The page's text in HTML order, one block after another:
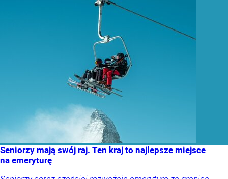
Seniorzy mają swój raj. Ten kraj to najlepsze miejsce
na emeryturę